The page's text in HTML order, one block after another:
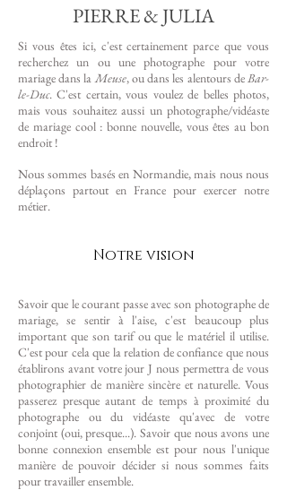
PIERRE & JULIA
Si vous êtes ici, c'est certainement parce que vous
recherchez un ou une photographe pour votre
mariage dans laMeuse,ou dans les alentours deBar-
le-Duc. C'est certain, vous voulez de belles photos,
mais vous souhaitez aussi un photographe/vidéaste
de mariage cool : bonne nouvelle, vous êtes au bon
endroit !
Nous sommes basés en Normandie, mais nous nous
déplaçons partout en France pour exercer notre
métier.
Notre vision
Savoir que le courant passe avec son photographe de
mariage, se sentir à l'aise, c'est beaucoup plus
important que son tarif ou que le matériel il utilise.
C'est pour cela que la relation de confiance que nous
établirons avant votre jour J nous permettra de vous
photographier de manière sincère et naturelle. Vous
passerez presque autant de temps à proximité du
photographe ou du vidéaste qu'avec de votre
conjoint (oui, presque...). Savoir que nous avons une
bonne connexion ensemble est pour nous l'unique
manière de pouvoir décider si nous sommes faits
pour travailler ensemble.